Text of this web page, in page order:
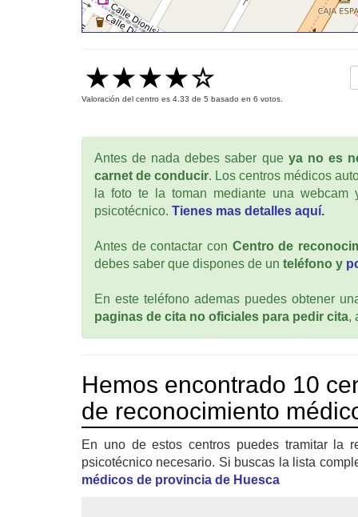
Valoración del centro es 4.33 de 5 basado en 6 votos.
Antes de nada debes saber que ya no es
carnet de conducir. Los centros médicos
la foto te la toman mediante una
psicotécnico. Tienes mas detalles aquí.
Antes de contactar con Centro de
debes saber que dispones de un teléfono y
En este teléfono ademas puedes obtener
paginas de cita no oficiales para pedir cita,
Hemos encontrado 10
de reconocimiento
En uno de estos centros puedes tramitar la
psicotécnico necesario. Si buscas la lista
médicos de provincia de Huesca